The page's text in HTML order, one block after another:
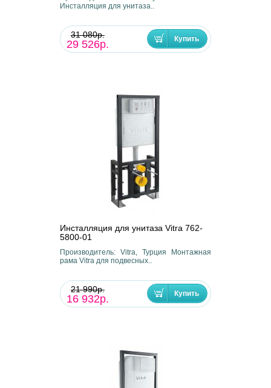
Инсталляция для унитаза..
31 080р.
29 526р.
Инсталляция для унитаза Vitra 762-
5800-01
Производитель: Vitra, Турция Монтажная
рама Vitra для подвесных..
21 990р.
16 932р.